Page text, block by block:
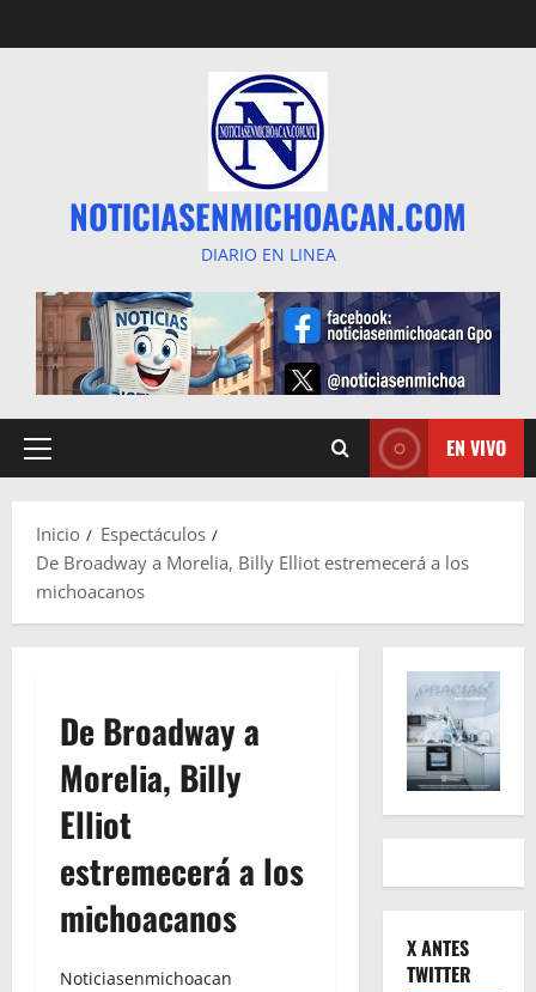
al
NOTICIASENMICHOACAN.COM
DIARIO EN LINEA
Menú
EN VIVO
Inicio
Espectáculos
De Broadway a Morelia, Billy Elliot estremecerá a los
michoacanos
De Broadway a
Morelia, Billy
Elliot
estremecerá a los
michoacanos
Noticiasenmichoacan
X ANTES
TWITTER